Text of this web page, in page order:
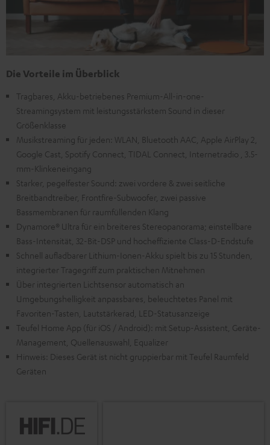
Die Vorteile im Überblick
Tragbares, Akku-betriebenes Premium-All-in-one-
Streamingsystem mit leistungsstärkstem Sound in dieser
Größenklasse
Musikstreaming für jeden: WLAN, Bluetooth AAC, Apple AirPlay 2,
Google Cast, Spotify Connect, TIDAL Connect, Internetradio , 3.5-
mm-Klinkeneingang
Starker, pegelfester Sound: zwei vordere & zwei seitliche
Breitbandtreiber, Frontfire-Subwoofer, zwei passive
Bassmembranen für raumfüllenden Klang
Dynamore® Ultra für ein breiteres Stereopanorama; einstellbare
Bass-Intensität, 32-Bit-DSP und hocheffiziente Class-D-Endstufe
Schnell aufladbarer Lithium-Ionen-Akku spielt bis zu 15 Stunden,
integrierter Tragegriff zum praktischen Mitnehmen
Über integrierten Lichtsensor automatisch an
Umgebungshelligkeit anpassbares, beleuchtetes Panel mit
Favoriten-Tasten, Lautstärkerad, LED-Statusanzeige
Teufel Home App (für iOS / Android): mit Setup-Assistent, Geräte-
Management, Quellenauswahl, Equalizer
Hinweis: Dieses Gerät ist nicht gruppierbar mit Teufel Raumfeld
Geräten